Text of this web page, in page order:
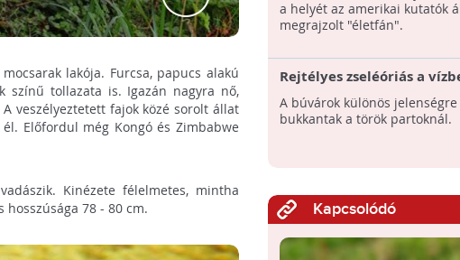
lakója. Furcsa, papucs alakú
színű tollazata is. Igazán nagyra nő,
veszélyeztetett fajok közé sorolt állat
Előfordul még Kongó és Zimbabwe
Kinézete félelmetes, mintha
78 - 80 cm.
a helyét az amerikai kutatók
megrajzolt "életfán".
Rejtélyes zseléóriás a
A búvárok különös jelenségre
bukkantak a török partoknál.
Kapcsolódó